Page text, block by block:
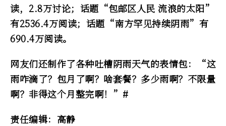
读，2.8万讨论；话题“包邮区人民 流浪的太阳”
有2536.4万阅读；话题“南方罕见持续阴雨”有
690.4万阅读。
网友们还制作了各种吐槽阴雨天气的表情包：“这
雨咋滴了？包月了啊？啥套餐？多少雨啊？不限量
啊？非得这个月整完啊！”#
责任编辑：高静